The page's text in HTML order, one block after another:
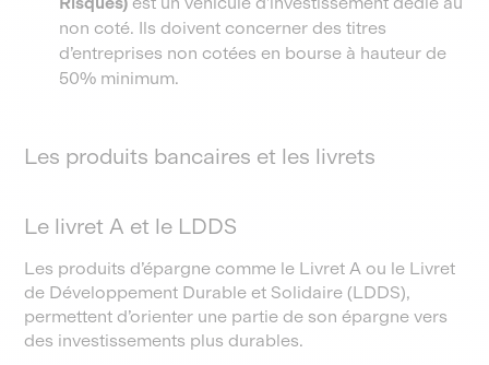
non coté. Ils doivent concerner des titres
d’entreprises non cotées en bourse à hauteur de
50% minimum.
Les produits bancaires et les livrets
Le livret A et le LDDS
Les produits d’épargne comme le Livret A ou le Livret
de Développement Durable et Solidaire (LDDS),
permettent d’orienter une partie de son épargne vers
des investissements plus durables.